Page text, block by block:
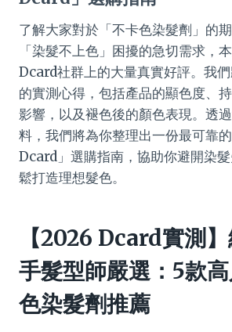
了解大家對於「不卡色染髮劑」的
「染髮不上色」困擾的急切需求，
Dcard社群上的大量真實好評。我
的實測心得，包括產品的顯色度、
影響，以及褪色後的顏色表現。透
料，我們將為你整理出一份最可靠
Dcard」選購指南，協助你避開染
鬆打造理想髮色。
【2026 Dcard實測
手髮型師嚴選：5款
色染髮劑推薦